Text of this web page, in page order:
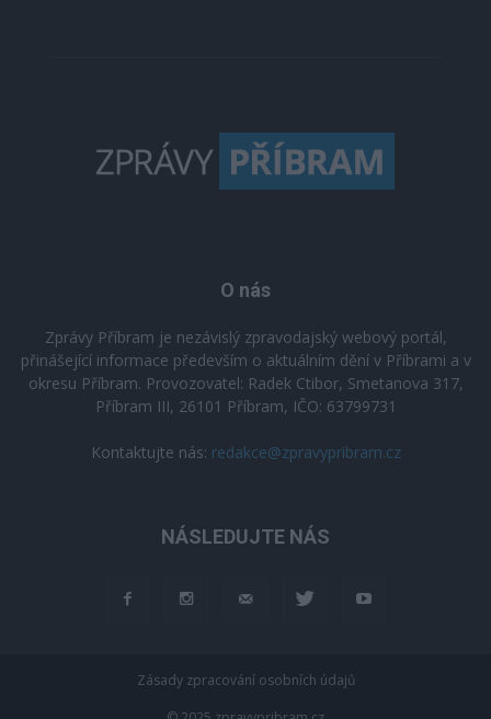
O nás
Zprávy Příbram je nezávislý zpravodajský webový portál,
přinášející informace především o aktuálním dění v Příbrami a v
okresu Příbram. Provozovatel: Radek Ctibor, Smetanova 317,
Příbram III, 26101 Příbram, IČO: 63799731
Kontaktujte nás: redakce@zpravypribram.cz
NÁSLEDUJTE NÁS
Zásady zpracování osobních údajů